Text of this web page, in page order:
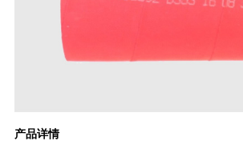
产品详情